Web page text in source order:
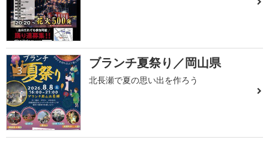
3 ブランチ夏祭り／岡山県
北長瀬で夏の思い出を作ろう